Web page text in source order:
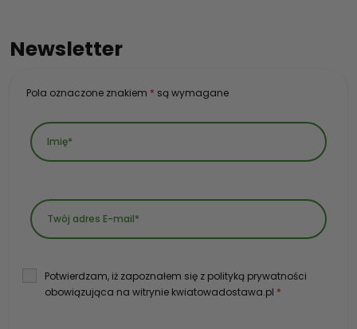
Newsletter
Pola oznaczone znakiem * są wymagane
Potwierdzam, iż zapoznałem się z polityką prywatności
obowiązująca na witrynie kwiatowadostawa.pl *